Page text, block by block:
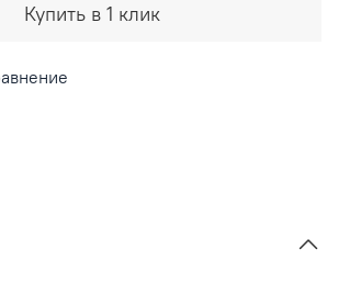
Купить в 1 клик